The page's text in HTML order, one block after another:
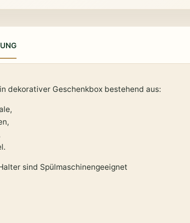
dekorativer Geschenkbox bestehend aus:
sind Spülmaschinengeeignet